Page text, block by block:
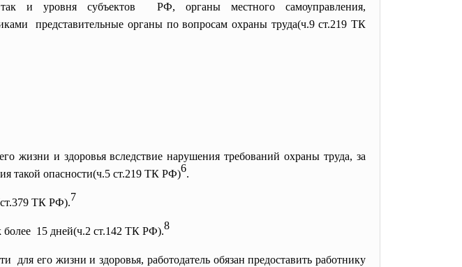
так и уровня субъектов РФ, органы местногосамоуправления,
представительные органы по вопросам охраны труда(ч.9 ст.219 ТК
жизни и здоровья вследствие нарушения требований охраны труда, за
такой опасности(ч.5 ст.219 ТК РФ)6.
ТК РФ).7
более 15 дней(ч.2 ст.142 ТК РФ).8
его жизни и здоровья, работодатель обязан предоставить работнику